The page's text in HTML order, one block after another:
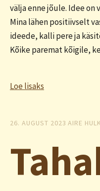
välja enne jõule. Idee
Mina lähen positiivselt
ideede, kalli pere ja
Kõike paremat kõigile,
Loe lisaks
26. AUGUST 2023 AIRE